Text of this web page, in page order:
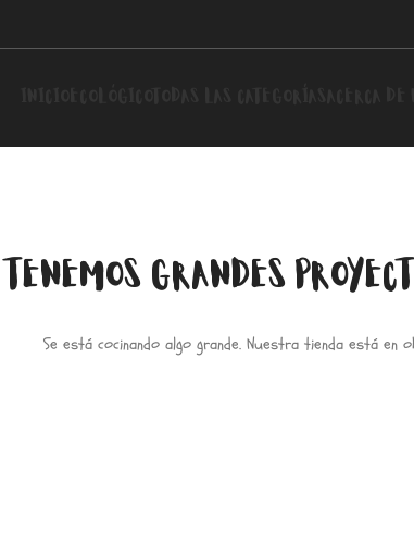
TENEMOS GRANDES
Se está cocinando algo grande. Nuestra tienda está